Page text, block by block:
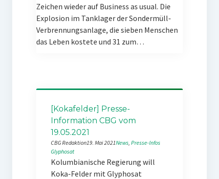
Zeichen wieder auf Business as usual. Die
Explosion im Tanklager der Sondermüll-
Verbrennungsanlage, die sieben Menschen
das Leben kostete und 31 zum…
[Kokafelder] Presse-
Information CBG vom
19.05.2021
CBG Redaktion19. Mai 2021News, Presse-Infos
Glyphosat
Kolumbianische Regierung will
Koka-Felder mit Glyphosat